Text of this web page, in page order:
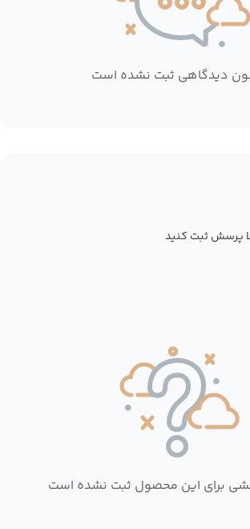
دیدگاهی ثبت نشده است
پرسش ثبت کنید
برای این محصول ثبت نشده است